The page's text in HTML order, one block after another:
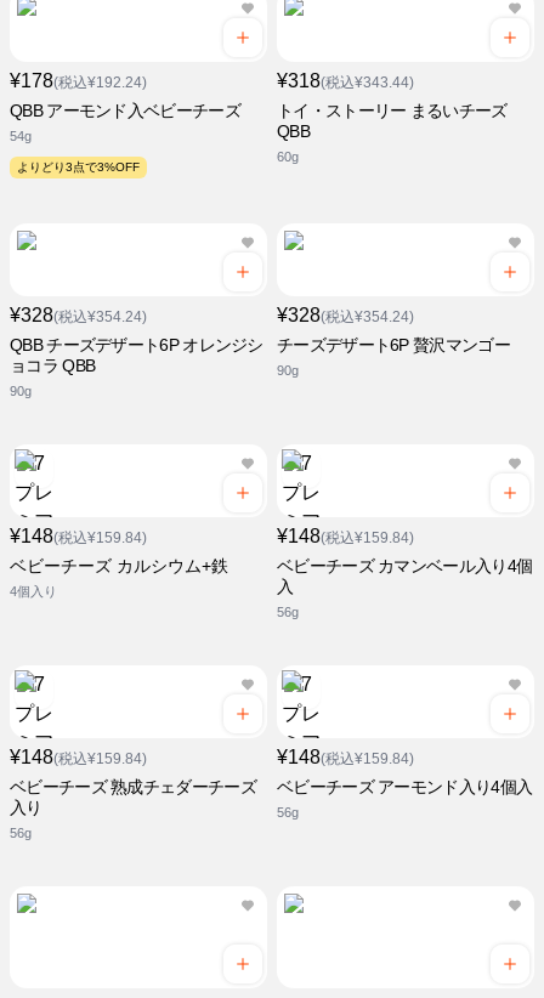
¥178(税込¥192.24)
QBB アーモンド入ベビーチーズ
54g
よりどり3点で3%OFF
¥318(税込¥343.44)
トイ・ストーリー まるいチーズ
QBB
60g
¥328(税込¥354.24)
QBB チーズデザート6P オレンジシ
ョコラ QBB
90g
¥328(税込¥354.24)
チーズデザート6P 贅沢マンゴー
90g
¥148(税込¥159.84)
ベビーチーズ カルシウム+鉄
4個入り
¥148(税込¥159.84)
ベビーチーズ カマンベール入り4個
入
56g
¥148(税込¥159.84)
ベビーチーズ 熟成チェダーチーズ
入り
56g
¥148(税込¥159.84)
ベビーチーズ アーモンド入り4個入
56g